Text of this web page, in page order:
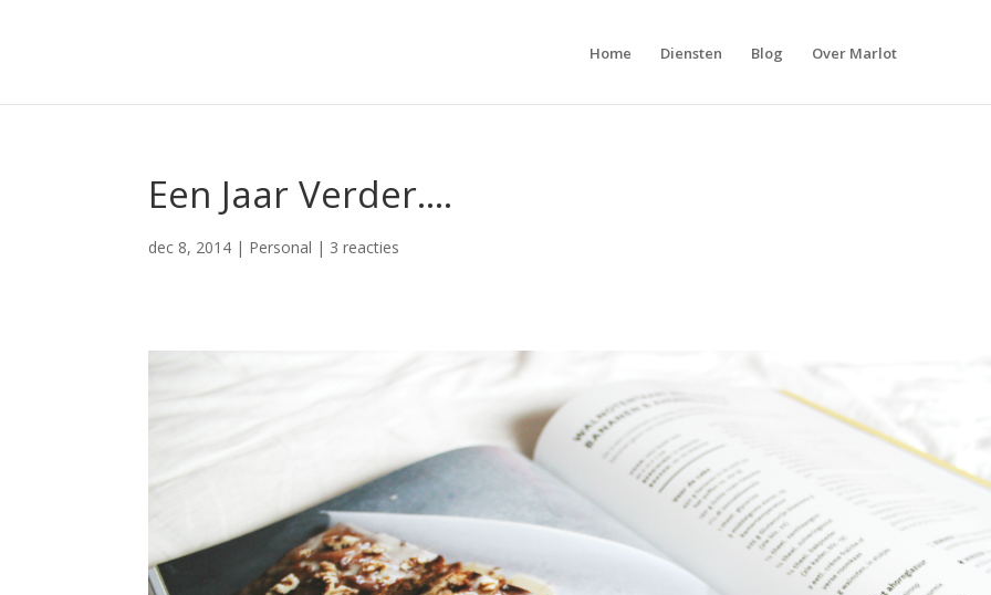
Home Diensten Blog Over Marlot
Een Jaar Verder….
dec 8, 2014 | Personal | 3 reacties